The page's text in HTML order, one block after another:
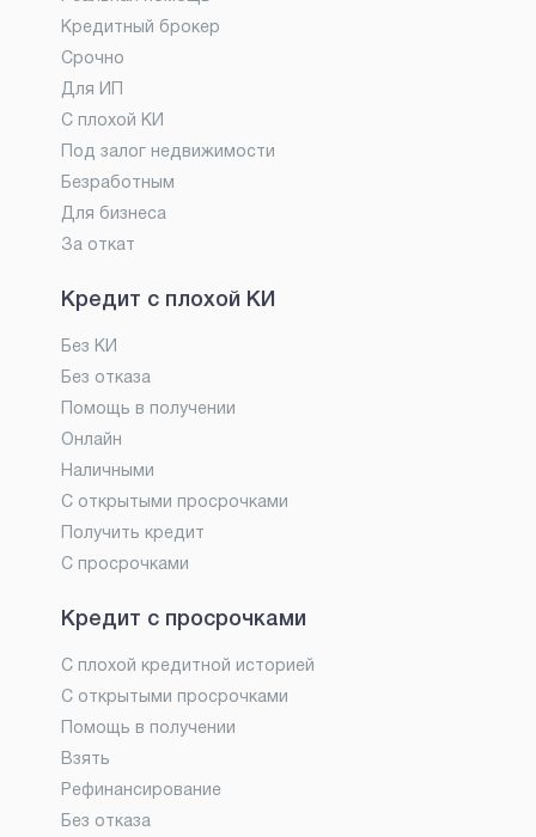
Кредитный брокер
Срочно
Для ИП
С плохой КИ
Под залог недвижимости
Безработным
Для бизнеса
За откат
Кредит с плохой КИ
Без КИ
Без отказа
Помощь в получении
Онлайн
Наличными
С открытыми просрочками
Получить кредит
С просрочками
Кредит с просрочками
С плохой кредитной историей
С открытыми просрочками
Помощь в получении
Взять
Рефинансирование
Без отказа